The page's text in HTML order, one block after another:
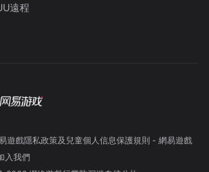
遠程
遊戲隱私政策及兒童個人信息保護規則 - 網易遊戲
入我們